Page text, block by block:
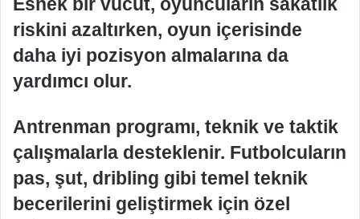
riskini azaltırken, oyun içerisinde
daha iyi pozisyon almalarına da
yardımcı olur.
Antrenman programı, teknik ve taktik
çalışmalarla desteklenir. Futbolcuların
pas, şut, dribling gibi temel teknik
becerilerini geliştirmek için özel